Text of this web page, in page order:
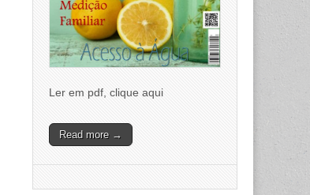
Ler em pdf, clique aqui
Read more →